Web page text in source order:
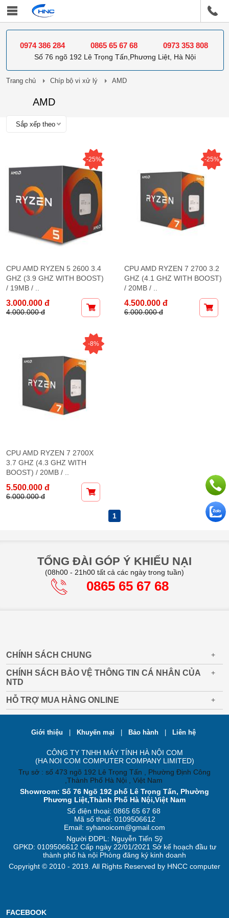
0974 386 284 0865 65 67 68 0973 353 808
Số 76 ngõ 192 Lê Trọng Tấn,Phương Liệt, Hà Nội
Trang chủ Chíp bộ vi xử lý AMD
AMD
Sắp xếp theo
-25%
CPU AMD RYZEN 5 2600 3.4
GHZ (3.9 GHZ WITH BOOST)
/ 19MB / ..
3.000.000 đ
4.000.000 đ
-25%
CPU AMD RYZEN 7 2700 3.2
GHZ (4.1 GHZ WITH BOOST)
/ 20MB / ..
4.500.000 đ
6.000.000 đ
-8%
CPU AMD RYZEN 7 2700X
3.7 GHZ (4.3 GHZ WITH
BOOST) / 20MB / ..
5.500.000 đ
6.000.000 đ
1
TỔNG ĐÀI GÓP Ý KHIẾU NẠI
(08h00 - 21h00 tất cả các ngày trong tuần)
0865 65 67 68
CHÍNH SÁCH CHUNG +
CHÍNH SÁCH BẢO VỆ THÔNG TIN CÁ NHÂN CỦA
NTD
+
HỖ TRỢ MUA HÀNG ONLINE +
Giới thiệu Khuyến mại Bảo hành Liên hệ
CÔNG TY TNHH MÁY TÍNH HÀ NỘI COM
(HA NOI COM COMPUTER COMPANY LIMITED)
Trụ sở : số 473 ngõ 192 Lê Trọng Tấn , Phường Định Công
,Thành Phố Hà Nội , Việt Nam
Showroom: Số 76 Ngõ 192 phố Lê Trọng Tấn, Phường
Phương Liệt,Thành Phố Hà Nội,Việt Nam
Số điện thoại: 0865 65 67 68
Mã số thuế: 0109506612
Email: syhanoicom@gmail.com
Người ĐDPL: Nguyễn Tiến Sỹ
GPKD: 0109506612 Cấp ngày 22/01/2021 Sở kế hoạch đầu tư
thành phố hà nội Phòng đăng ký kinh doanh
Copyright © 2010 - 2019. All Rights Reserved by HNCC computer
FACEBOOK